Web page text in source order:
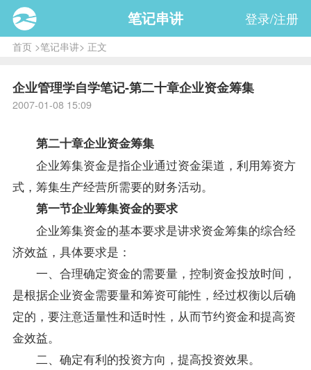
笔记串讲 登录/注册
首页>笔记串讲> 正文
企业管理学自学笔记-第二十章企业资金筹集
2007-01-08 15:09
第二十章企业资金筹集
企业筹集资金是指企业通过资金渠道，利用筹资方
式，筹集生产经营所需要的财务活动。
第一节企业筹集资金的要求
企业筹集资金的基本要求是讲求资金筹集的综合经
济效益，具体要求是：
一、合理确定资金的需要量，控制资金投放时间，
是根据企业资金需要量和筹资可能性，经过权衡以后确
定的，要注意适量性和适时性，从而节约资金和提高资
金效益。
二、确定有利的投资方向，提高投资效果。